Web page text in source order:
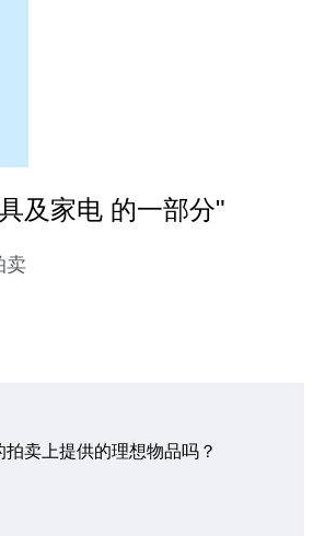
及家电 的一部分"
卖
卖上提供的理想物品吗？